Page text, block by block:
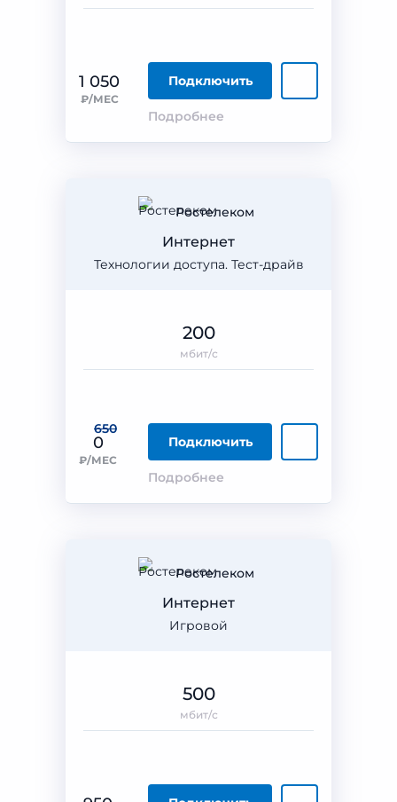
1 050
₽/МЕС
Подключить
Подробнее
Ростелеком
Технологии доступа. Тест-драйв
Интернет
650
0
₽/МЕС
Подключить
Подробнее
200
мбит/с
Ростелеком
Игровой
Интернет
500
мбит/с